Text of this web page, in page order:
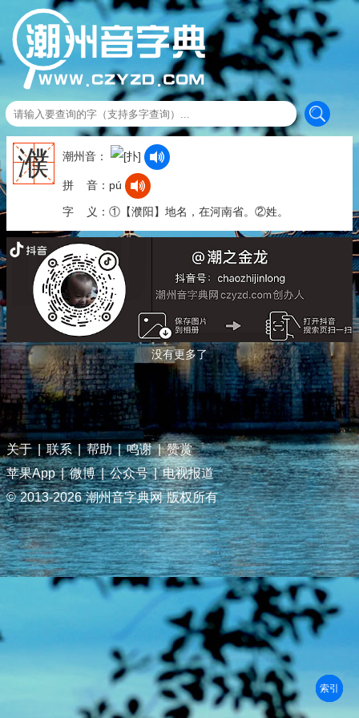
濮 潮州音：
拼 音：pú
字 义：①【濮阳】地名，在河南省。②姓。
没有更多了
关于 | 联系 | 帮助 | 鸣谢 | 赞赏
苹果App | 微博 | 公众号 | 电视报道
© 2013-2026 潮州音字典网 版权所有
部首
笔划
拼音
潮拼